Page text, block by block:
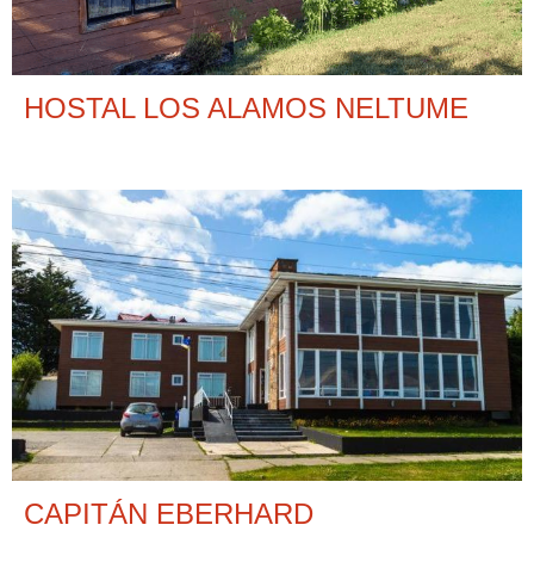
HOSTAL LOS ALAMOS NELTUME
CAPITÁN EBERHARD